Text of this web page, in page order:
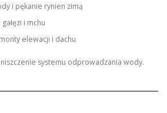
i pękanie rynien zimą
i mchu
elewacji i dachu
systemu odprowadzania wody.